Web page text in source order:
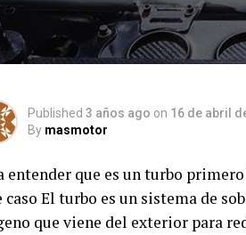
Published 3 años ago on 16 de abril
By masmotor
entender que es un turbo
caso El turbo es un sistema de
que viene del exterior para